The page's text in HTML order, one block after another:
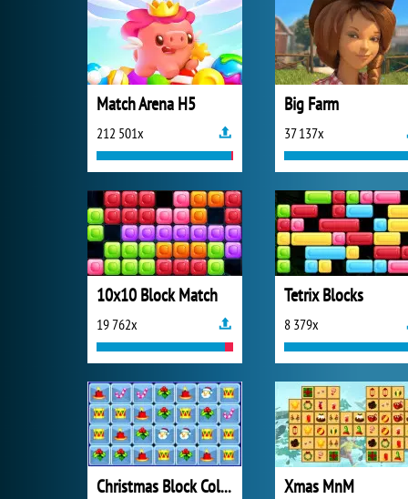
Match Arena H5
212 501x
Big Farm
37 137x
10x10 Block Match
19 762x
Tetrix Blocks
8 379x
Christmas Block Collapse Xmas MnM